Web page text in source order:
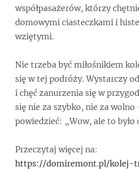
współpasażerów, którzy
domowymi ciasteczkami i
wziętymi.
Nie trzeba być miłośnikiem
się w tej podróży. Wystarczy
i chęć zanurzenia się w
się nie za szybko, nie za wolno
powiedzieć: „Wow, ale to było
Przeczytaj więcej na:
https://domiremont.pl/kolej-